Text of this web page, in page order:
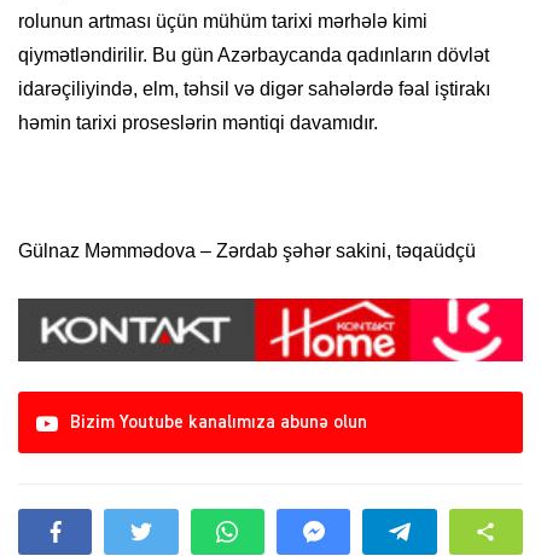
rolunun artması üçün mühüm tarixi mərhələ kimi
qiymətləndirilir. Bu gün Azərbaycanda qadınların dövlət
idarəçiliyində, elm, təhsil və digər sahələrdə fəal iştirakı
həmin tarixi proseslərin məntiqi davamıdır.
Gülnaz Məmmədova – Zərdab şəhər sakini, təqaüdçü
Bizim Youtube kanalımıza abunə olun